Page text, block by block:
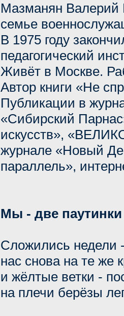
Мазманян Валерий
семье
В 1975 году
педагогический
Живёт в Москве.
Автор книги «Не
Публикации в
«Сибирский
искусств»,
журнале «Новый
параллель»,
Мы - две
Сложились недели
нас снова на те же
и жёлтые ветки -
на плечи берёзы